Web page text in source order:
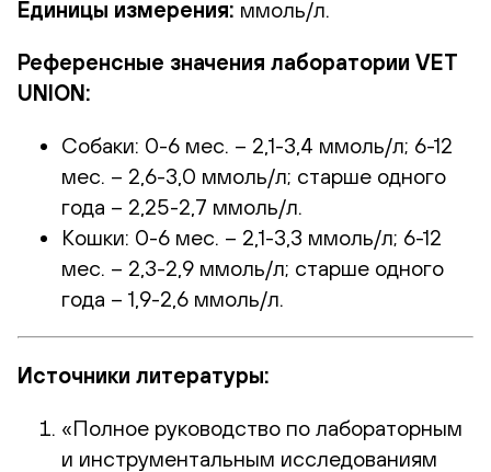
Единицы измерения: ммоль/л.
Референсные значения лаборатории VET
UNION:
Собаки: 0-6 мес. – 2,1-3,4 ммоль/л; 6-12
мес. – 2,6-3,0 ммоль/л; старше одного
года – 2,25-2,7 ммоль/л.
Кошки: 0-6 мес. – 2,1-3,3 ммоль/л; 6-12
мес. – 2,3-2,9 ммоль/л; старше одного
года – 1,9-2,6 ммоль/л.
Источники литературы:
«Полное руководство по лабораторным
и инструментальным исследованиям